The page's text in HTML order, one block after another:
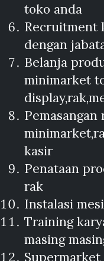
toko anda
Recruitment
dengan
Belanja
minimarket
kasir
Penataan
rak
Instalasi
Training
masing